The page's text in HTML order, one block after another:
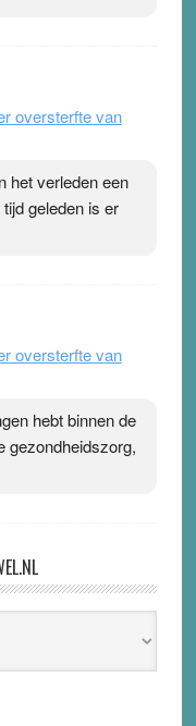
oversterfte van
het verleden een
geleden is er
oversterfte van
hebt binnen de
gezondheidszorg,